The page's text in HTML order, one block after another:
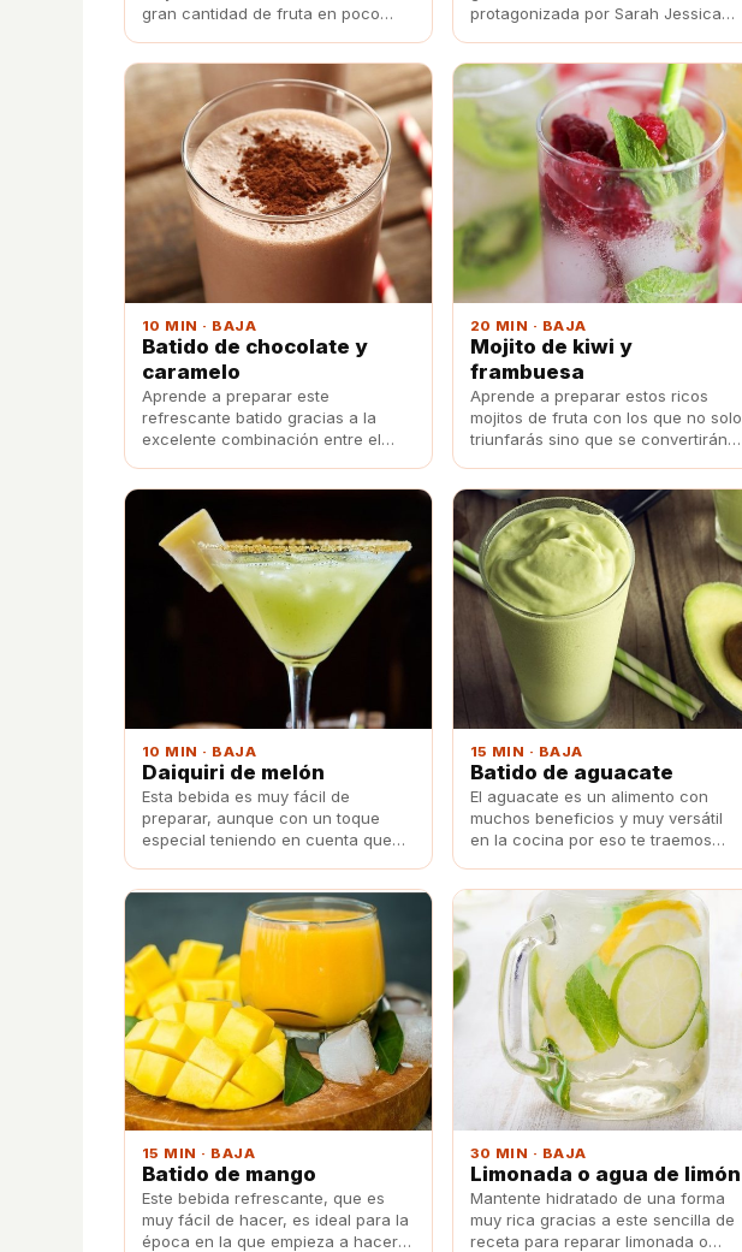
gran cantidad de fruta en poco
protagonizada por Sarah Jessica
10 MIN · BAJA
Batido de chocolate y
caramelo
Aprende a preparar este
refrescante batido gracias a la
excelente combinación entre el
20 MIN · BAJA
Mojito de kiwi y
frambuesa
Aprende a preparar estos ricos
mojitos de fruta con los que no solo
triunfarás sino que se convertirán
10 MIN · BAJA
Daiquiri de melón
Esta bebida es muy fácil de
preparar, aunque con un toque
especial teniendo en cuenta que
15 MIN · BAJA
Batido de aguacate
El aguacate es un alimento con
muchos beneficios y muy versátil
en la cocina por eso te traemos
15 MIN · BAJA
Batido de mango
Este bebida refrescante, que es
muy fácil de hacer, es ideal para la
época en la que empieza a hacer
30 MIN · BAJA
Limonada o agua de limón
Mantente hidratado de una forma
muy rica gracias a este sencilla de
receta para reparar limonada o